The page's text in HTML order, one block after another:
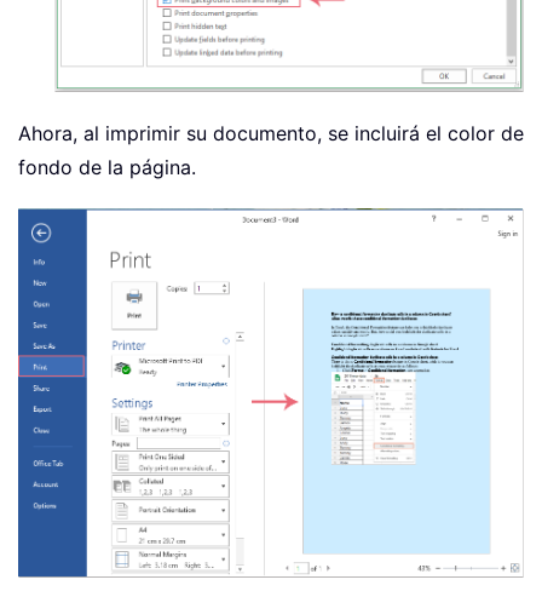
Ahora, al imprimir su documento, se incluirá el color de
fondo de la página.